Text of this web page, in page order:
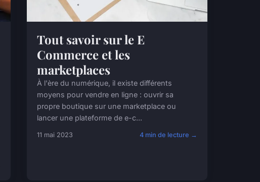
Tout savoir sur le E
Commerce et les
marketplaces
À l'ère du numérique, il existe différents
moyens pour vendre en ligne : ouvrir sa
propre boutique sur une marketplace ou
lancer une plateforme de e-c...
11 mai 2023 4 min de lecture →